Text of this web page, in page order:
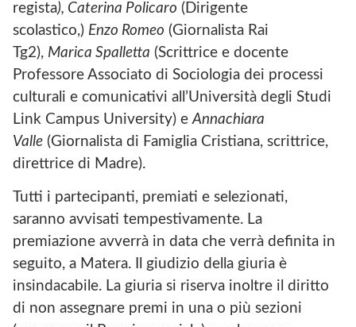
regista), Caterina Policaro (Dirigente
scolastico,) Enzo Romeo (Giornalista Rai
Tg2), Marica Spalletta (Scrittrice e docente
Professore Associato di Sociologia dei processi
culturali e comunicativi all’Università degli Studi
Link Campus University) eAnnachiara
Valle (Giornalista di Famiglia Cristiana, scrittrice,
direttrice di Madre).
Tutti i partecipanti, premiati e selezionati,
saranno avvisati tempestivamente. La
premiazione avverrà in data che verrà definita in
seguito, a Matera. Il giudizio della giuria è
insindacabile. La giuria si riserva inoltre il diritto
di non assegnare premi in una o più sezioni